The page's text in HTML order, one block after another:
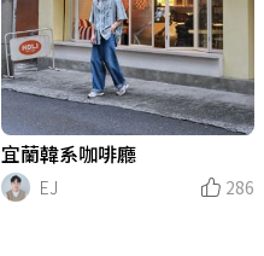
宜蘭韓系咖啡廳
EJ
286